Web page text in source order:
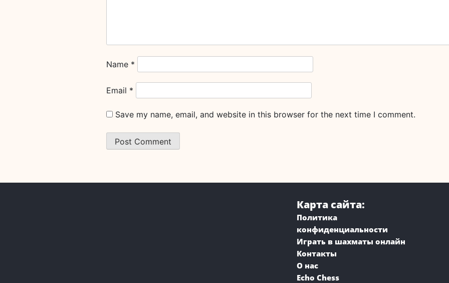
Name *
Email *
Save my name, email, and website in this browser for the next time I comment.
Карта сайта:
Политика
конфиденциальности
Играть в шахматы онлайн
Контакты
О нас
Echo Chess